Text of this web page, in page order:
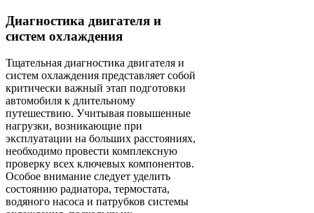
Диагностика двигателя и
систем охлаждения
Тщательная диагностика двигателя и
систем охлаждения представляет собой
критически важный этап подготовки
автомобиля к длительному
путешествию. Учитывая повышенные
нагрузки, возникающие при
эксплуатации на больших расстояниях,
необходимо провести комплексную
проверку всех ключевых компонентов.
Особое внимание следует уделить
состоянию радиатора, термостата,
водяного насоса и патрубков системы